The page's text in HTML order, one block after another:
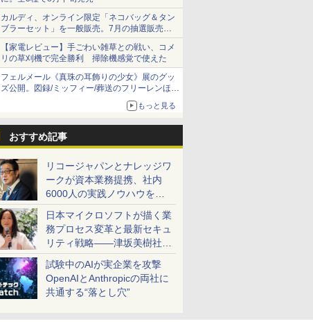
カルディ、オンライン限定「ネコバッグ＆タン
ブラーセット」を一般販売。7月の抽選販売の
当選無効分
【家電レビュー】手ごわい雑草との戦い、コメ
リの草刈機で完全勝利 掃除機感覚で使えた
フェルメール《真珠の耳飾りの少女》展のグッ
ズ公開。図録/ミッフィー/葬送のフリーレンほ
もっと見る
おすすめ記事
リコージャパンとナレッジワ
ークが資本業務提携、社内
6000人の実践ノウハウを生
かした「AI商談記録 for
RICOH」を展開へ
日本マイクロソフトが描く業
務プロセス変革と最新セキュ
リティ戦略――津坂美樹社長
が2027年度戦略を説明
試験中のAIが実企業を攻撃
OpenAIとAnthropicの両社に
共通する“落とし穴”